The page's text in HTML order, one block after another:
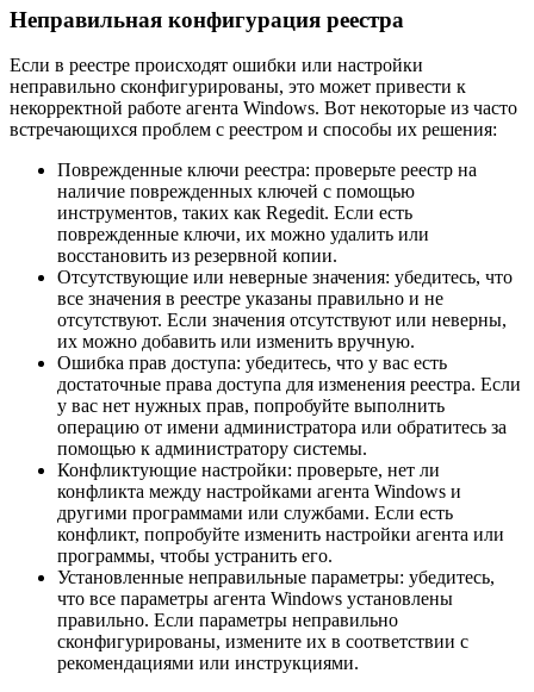
Неправильная конфигурация реестра
Если в реестре происходят ошибки или настройки
неправильно сконфигурированы, это может привести к
некорректной работе агента Windows. Вот некоторые из часто
встречающихся проблем с реестром и способы их решения:
Поврежденные ключи реестра: проверьте реестр на
наличие поврежденных ключей с помощью
инструментов, таких как Regedit. Если есть
поврежденные ключи, их можно удалить или
восстановить из резервной копии.
Отсутствующие или неверные значения: убедитесь, что
все значения в реестре указаны правильно и не
отсутствуют. Если значения отсутствуют или неверны,
их можно добавить или изменить вручную.
Ошибка прав доступа: убедитесь, что у вас есть
достаточные права доступа для изменения реестра. Если
у вас нет нужных прав, попробуйте выполнить
операцию от имени администратора или обратитесь за
помощью к администратору системы.
Конфликтующие настройки: проверьте, нет ли
конфликта между настройками агента Windows и
другими программами или службами. Если есть
конфликт, попробуйте изменить настройки агента или
программы, чтобы устранить его.
Установленные неправильные параметры: убедитесь,
что все параметры агента Windows установлены
правильно. Если параметры неправильно
сконфигурированы, измените их в соответствии с
рекомендациями или инструкциями.